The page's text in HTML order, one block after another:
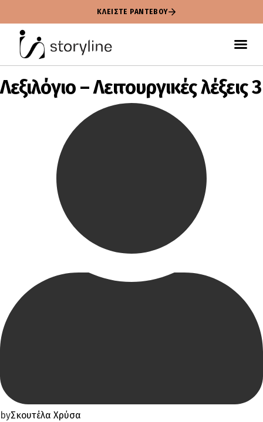
ΚΛΕΙΣΤΕ ΡΑΝΤΕΒΟΥ
Λεξιλόγιο – Λειτουργικές λέξεις 3
byΣκουτέλα Χρύσα